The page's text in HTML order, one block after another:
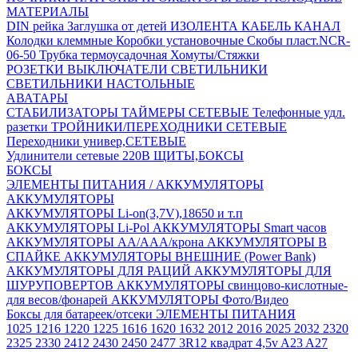
МАТЕРИАЛЫ
DIN рейка Заглушка от детей ИЗОЛЕНТА КАБЕЛЬ КАНАЛ
Колодки клеммные Коробки установочные Скобы пласт.NCR-
06-50 Трубка термоусадочная Хомуты/Стяжки
РОЗЕТКИ ВЫКЛЮЧАТЕЛИ СВЕТИЛЬНИКИ
СВЕТИЛЬНИКИ НАСТОЛЬНЫЕ
АВАТАРЫ
СТАБИЛИЗАТОРЫ ТАЙМЕРЫ СЕТЕВЫЕ Телефонные удл.
разетки ТРОЙНИКИ/ПЕРЕХОДНИКИ СЕТЕВЫЕ
Переходники универ,СЕТЕВЫЕ
Удлинители сетевые 220В ЩИТЫ,БОКСЫ
БОКСЫ
ЭЛЕМЕНТЫ ПИТАНИЯ / АККУМУЛЯТОРЫ
АККУМУЛЯТОРЫ
АККУМУЛЯТОРЫ Li-on(3,7V),18650 и т.п
АККУМУЛЯТОРЫ Li-Pol АККУМУЛЯТОРЫ Smart часов
АККУМУЛЯТОРЫ АА/ААА/крона АККУМУЛЯТОРЫ В
СПАЙКЕ АККУМУЛЯТОРЫ ВНЕШНИЕ (Power Bank)
АККУМУЛЯТОРЫ ДЛЯ РАЦИЙ АККУМУЛЯТОРЫ ДЛЯ
ШУРУПОВЕРТОВ АККУМУЛЯТОРЫ свинцово-кислотные-
для весов/фонарей АККУМУЛЯТОРЫ Фото/Видео
Боксы для батареек/отсеки ЭЛЕМЕНТЫ ПИТАНИЯ
1025 1216 1220 1225 1616 1620 1632 2012 2016 2025 2032 2320
2325 2330 2412 2430 2450 2477 3R12 квадрат 4,5v A23 A27